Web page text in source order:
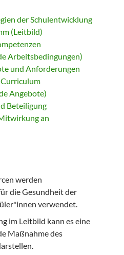
der Schulentwicklung
(Leitbild)
Arbeitsbedingungen)
und Anforderungen
Curriculum
Angebote)
Beteiligung
an
werden
die Gesundheit der
verwendet.
im Leitbild kann es eine
Maßnahme des